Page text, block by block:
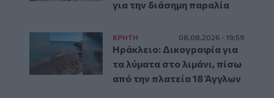
για την διάσημη παραλία
ΚΡΗΤΗ 08.08.2026 - 19:59
Ηράκλειο: Δικογραφία για
τα λύματα στο λιμάνι, πίσω
από την πλατεία 18 Άγγλων